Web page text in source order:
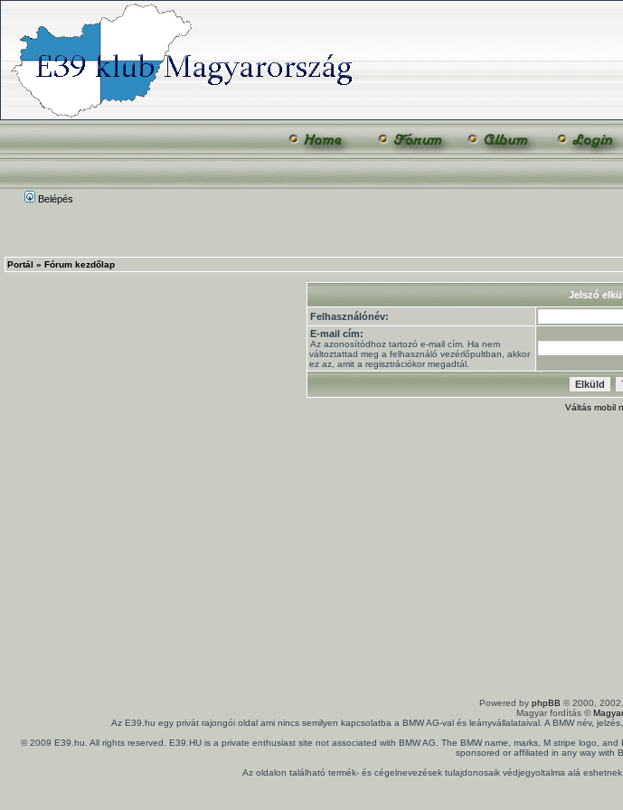
Belépés
Portál » Fórum kezdőlap
Jelszó
Felhasználónév:
E-mail cím:
Az azonosítódhoz tartozó e-mail cím. Ha nem
változtattad meg a felhasználó vezérlőpultban, akkor
ez az, amit a regisztrációkor megadtál.
Váltás mobil
Powered by phpBB © 2000,
Magyar fordítás ©
Az E39.hu egy privát rajongói oldal ami nincs semilyen kapcsolatba a BMW AG-val és leányvállalataival. A BMW név,
© 2009 E39.hu. All rights reserved. E39.HU is a private enthusiast site not associated with BMW AG. The BMW name, marks, M stripe logo,
sponsored or affiliated in any way with
Az oldalon található termék- és cégelnevezések tulajdonosaik védjegyoltalma alá